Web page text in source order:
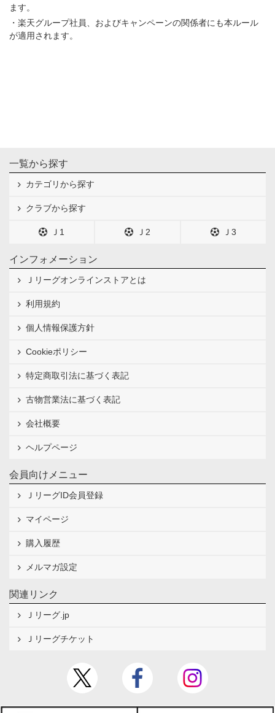
６．お支払方法で「ギフトコードを適用」から、
コードを入力し「ギフトコードを適用」を押下
７．再度「月間プラン」を選択し「次へ」を押下
でご請求が発生いたします。適用いただくコード
の視聴期間中、お支払いは発生いたしません。
いる場合は、そちらを選択することでお支払い方
７．登録が完了し、視聴開始が可能です。DAZNの
ます。
・楽天グループ社員、およびキャンペーンの関係者にも本ルール
が適用されます。
一覧から探す
カテゴリから探す
クラブから探す
Ｊ1 Ｊ2 Ｊ3
インフォメーション
Ｊリーグオンラインストアとは
利用規約
個人情報保護方針
Cookieポリシー
特定商取引法に基づく表記
古物営業法に基づく表記
会社概要
ヘルプページ
会員向けメニュー
ＪリーグID会員登録
マイページ
購入履歴
メルマガ設定
関連リンク
Ｊリーグ.jp
Ｊリーグチケット